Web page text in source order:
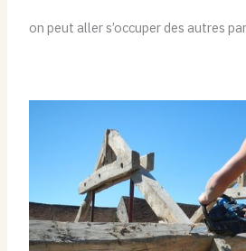
on peut aller s’occuper des autres